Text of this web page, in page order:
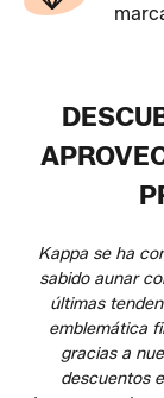
Kappa se ha
sabido aunar
últimas
emblemática
gracias a
descuentos